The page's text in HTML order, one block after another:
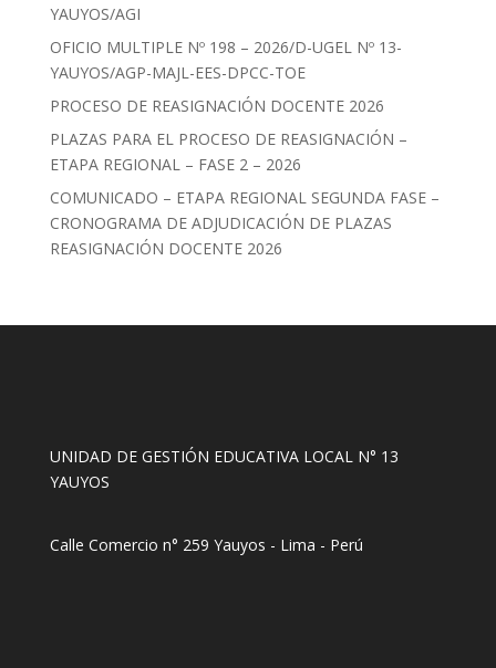
YAUYOS/AGI
OFICIO MULTIPLE Nº 198 – 2026/D-UGEL Nº 13-
YAUYOS/AGP-MAJL-EES-DPCC-TOE
PROCESO DE REASIGNACIÓN DOCENTE 2026
PLAZAS PARA EL PROCESO DE REASIGNACIÓN –
ETAPA REGIONAL – FASE 2 – 2026
COMUNICADO – ETAPA REGIONAL SEGUNDA FASE –
CRONOGRAMA DE ADJUDICACIÓN DE PLAZAS
REASIGNACIÓN DOCENTE 2026
UNIDAD DE GESTIÓN EDUCATIVA LOCAL N° 13
YAUYOS
Calle Comercio n° 259 Yauyos - Lima - Perú